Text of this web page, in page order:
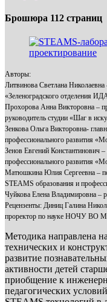
Брошюра 112 страниц
Авторы:
Литвинова Светлана Николаевна
«Зеленоградского отделения
Прохорова Анна Викторовна –
руководитель студии «Шаг в
Зенкова Ольга Викторовна-
профессионального развития
Зенов Евгений Константинович
профессионального развития
Матюшкина Юлия Сергеевна –
STEAMS образования и
Чуйкова Елена Владимировна –
Рецензенты: Диниц Галина
проректор по науке НОЧУ
Методика направлена
технических и
развитие
активности детей
приобщение к
педагогических